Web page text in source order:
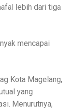
lebih dari tiga
mencapai
Kota Magelang,
yang
Menurutnya,